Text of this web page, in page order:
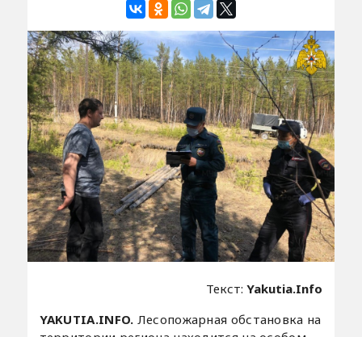
Текст:Yakutia.Info
YAKUTIA.INFO. Лесопожарная обстановка на